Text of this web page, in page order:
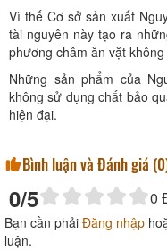
Vì thế Cơ sở sản xuất
tài nguyên này tạo ra
phương châm ăn vặt
Những sản phẩm của
không sử dụng chất bảo
hiện đại.
Bình luận và Đánh giá (0
0/5 0
Bạn cần phải Đăng nhập
luận.